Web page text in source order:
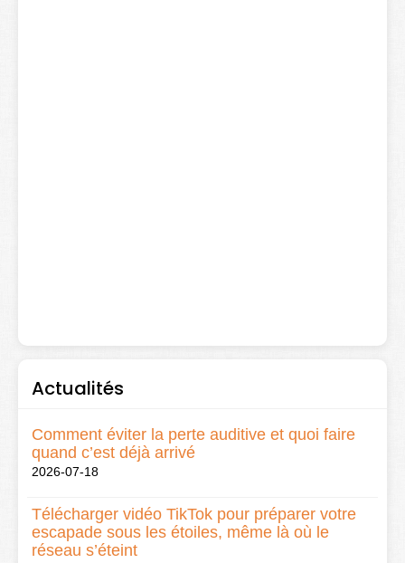
Actualités
Comment éviter la perte auditive et quoi faire
quand c’est déjà arrivé
2026-07-18
Télécharger vidéo TikTok pour préparer votre
escapade sous les étoiles, même là où le
réseau s’éteint